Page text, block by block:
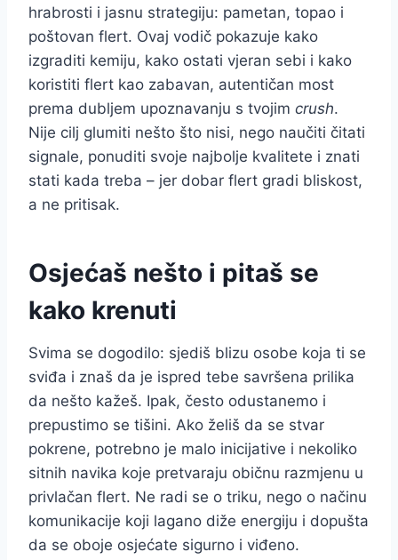
hrabrosti i jasnu strategiju: pametan, topao i
poštovan flert. Ovaj vodič pokazuje kako
izgraditi kemiju, kako ostati vjeran sebi i kako
koristiti flert kao zabavan, autentičan most
prema dubljem upoznavanju s tvojim crush.
Nije cilj glumiti nešto što nisi, nego naučiti čitati
signale, ponuditi svoje najbolje kvalitete i znati
stati kada treba – jer dobar flert gradi bliskost,
a ne pritisak.
Osjećaš nešto i pitaš se
kako krenuti
Svima se dogodilo: sjediš blizu osobe koja ti se
sviđa i znaš da je ispred tebe savršena prilika
da nešto kažeš. Ipak, često odustanemo i
prepustimo se tišini. Ako želiš da se stvar
pokrene, potrebno je malo inicijative i nekoliko
sitnih navika koje pretvaraju običnu razmjenu u
privlačan flert. Ne radi se o triku, nego o načinu
komunikacije koji lagano diže energiju i dopušta
da se oboje osjećate sigurno i viđeno.